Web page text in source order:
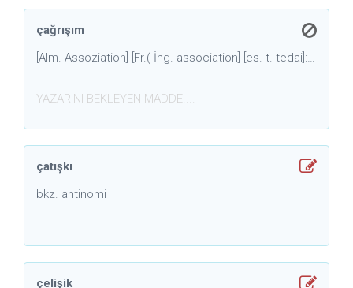
çağrışım
[Alm. Assoziation] [Fr.( İng. association] [es. t. tedai]: Ruhsal olayların istencin aracılığı olmadan, kimi kez de istencin direnişine karşın birbirlerini bilinç alanına çekmesi. // Aristoteles'ten beri dört çağrışım yasası (ilkesi) kabul edilir: benzerlik, karşıtlık, yerce bir arada bulunma, zaman
YAZARINI BEKLEYEN MADDE....
çatışkı
bkz. antinomi
çelişik